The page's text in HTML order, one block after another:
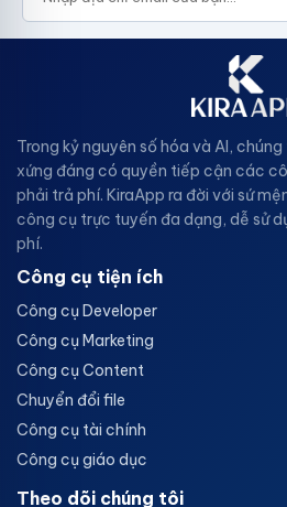
Trong kỷ nguyên số hóa và AI,
xứng đáng có quyền tiếp cận các
phải trả phí. KiraApp ra đời với sứ
công cụ trực tuyến đa dạng, dễ sử
phí.
Công cụ tiện ích
Công cụ Developer
Công cụ Marketing
Công cụ Content
Chuyển đổi file
Công cụ tài chính
Công cụ giáo dục
Theo dõi chúng tôi